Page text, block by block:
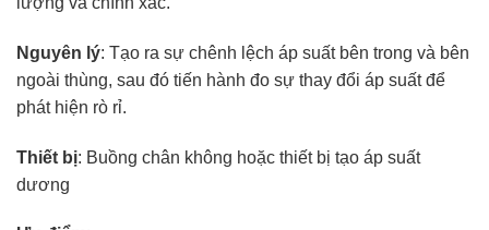
Nguyên lý: Tạo ra sự chênh lệch áp suất bên trong và bên
ngoài thùng, sau đó tiến hành đo sự thay đổi áp suất để
phát hiện rò rỉ.
Thiết bị: Buồng chân không hoặc thiết bị tạo áp suất
dương